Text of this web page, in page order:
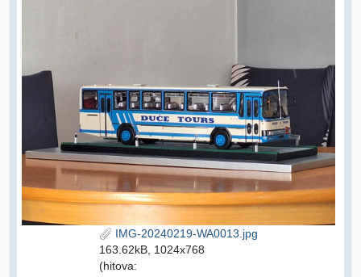
IMG-20240219-WA0013.jpg
163.62kB, 1024x768
(hitova: